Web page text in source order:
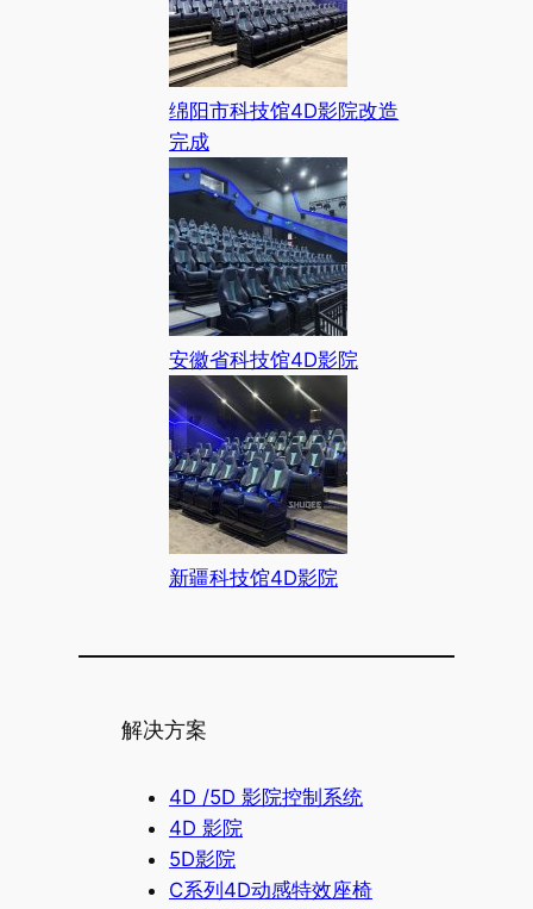
绵阳市科技馆4D影院改造
完成
安徽省科技馆4D影院
新疆科技馆4D影院
解决方案
4D /5D 影院控制系统
4D 影院
5D影院
C系列4D动感特效座椅